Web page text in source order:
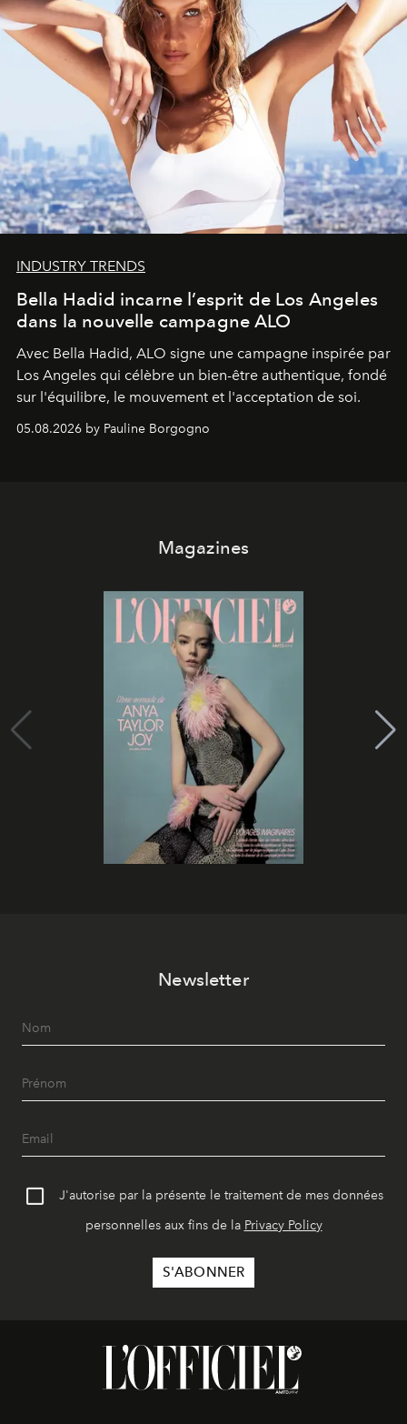
INDUSTRY TRENDS
Bella Hadid incarne l’esprit de Los Angeles
dans la nouvelle campagne ALO
Avec Bella Hadid, ALO signe une campagne inspirée par
Los Angeles qui célèbre un bien-être authentique, fondé
sur l'équilibre, le mouvement et l'acceptation de soi.
05.08.2026 by Pauline Borgogno
Magazines
Newsletter
J'autorise par la présente le traitement de mes données
personnelles aux fins de la Privacy Policy